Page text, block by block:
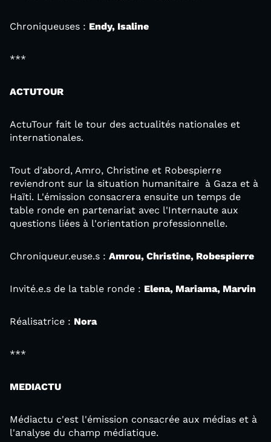
Chroniqueuses : Endy, Isaline
***
ACTUTOUR
ActuTour fait le tour des actualités nationales et
internationales.
Tout d'abord, Amro, Christine et Robespierre
reviendront sur la situation humanitaire à Gaza et à
Haïti. L'émission consacrera ensuite un temps de
table ronde en partenariat avec l'Internaute aux
questions liées à l'orientation professionnelle.
Chroniqueur.euse.s : Amrou, Christine, Robespierre
Invité.e.s de la table ronde : Elena, Mariama, Marvin
Réalisatrice : Nora
***
MEDIACTU
Médiactu c'est l'émission consacrée aux médias et à
l'analyse du champ médiatique.